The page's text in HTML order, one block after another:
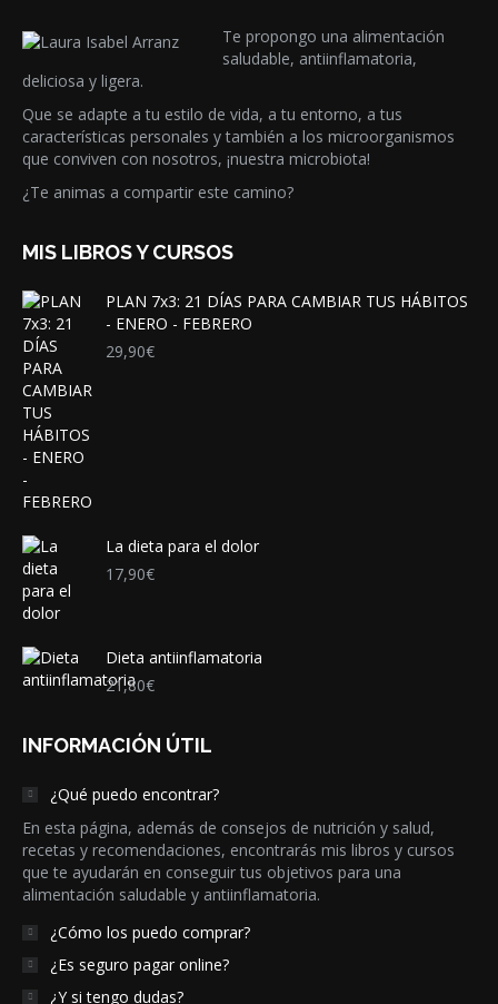
Te propongo una alimentación
saludable, antiinflamatoria,
deliciosa y ligera.
Que se adapte a tu estilo de vida, a tu entorno, a tus
características personales y también a los microorganismos
que conviven con nosotros, ¡nuestra microbiota!
¿Te animas a compartir este camino?
MIS LIBROS Y CURSOS
PLAN 7x3: 21 DÍAS PARA CAMBIAR TUS HÁBITOS
- ENERO - FEBRERO
29,90€
La dieta para el dolor
17,90€
Dieta antiinflamatoria
21,80€
INFORMACIÓN ÚTIL
¿Qué puedo encontrar?
En esta página, además de consejos de nutrición y salud,
recetas y recomendaciones, encontrarás mis libros y cursos
que te ayudarán en conseguir tus objetivos para una
alimentación saludable y antiinflamatoria.
¿Cómo los puedo comprar?
¿Es seguro pagar online?
¿Y si tengo dudas?